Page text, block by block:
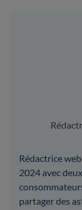
Rédactrice
2024 avec
partager des